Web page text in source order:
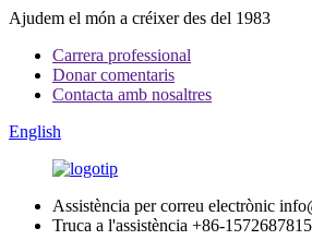
Ajudem el món a créixer des del 1983
Carrera professional
Donar comentaris
Contacta amb nosaltres
English
Assistència per correu electrònic
Truca a l'assistència +86-